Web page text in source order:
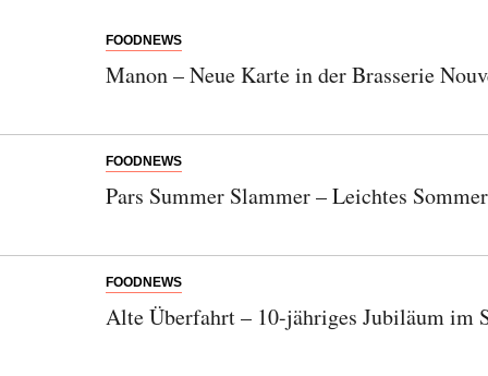
FOODNEWS
Manon – Neue Karte in der Brasserie
FOODNEWS
Pars Summer Slammer – Leichtes
FOODNEWS
Alte Überfahrt – 10-jähriges Jubiläum im